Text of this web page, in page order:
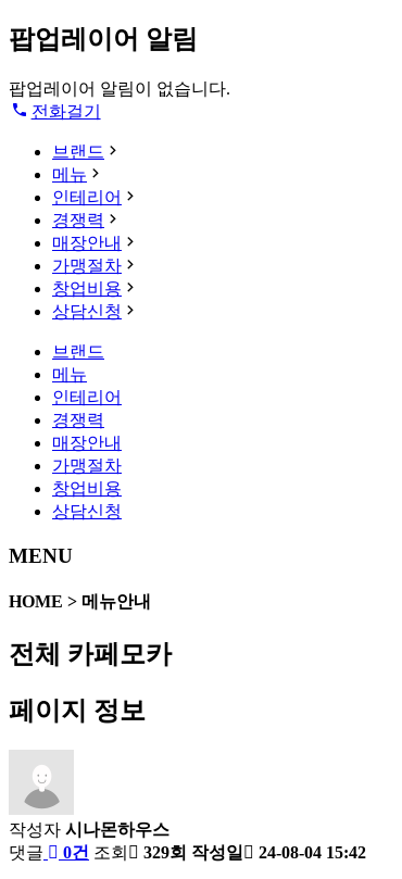
팝업레이어 알림
팝업레이어 알림이 없습니다.
전화걸기
브랜드
메뉴
인테리어
경쟁력
매장안내
가맹절차
창업비용
상담신청
브랜드
메뉴
인테리어
경쟁력
매장안내
가맹절차
창업비용
상담신청
MENU
HOME > 메뉴안내
전체
카페모카
페이지 정보
작성자 시나몬하우스
댓글
0건 조회 329회 작성일 24-08-04 15:42